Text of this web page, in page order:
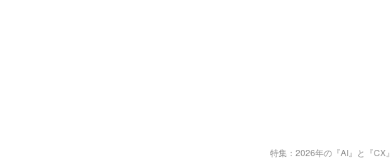
特集：2026年の『AI』と『CX』